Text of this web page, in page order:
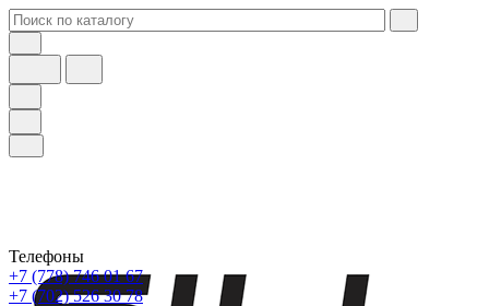
Телефоны
+7 (778) 746 01 67
+7 (702) 526 30 78